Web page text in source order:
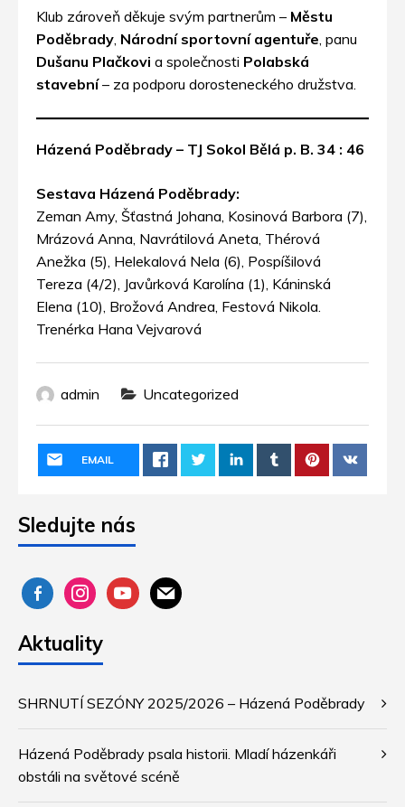
Klub zároveň děkuje svým partnerům – Městu
Poděbrady Národní sportovní agentuře , panu
Dušanu Plačkovi a společnosti Polabská
stavební– za podporu dorosteneckého družstva.
Házená Poděbrady – TJ Sokol Bělá p. B. 34 : 46
Sestava Házená Poděbrady:
Zeman Amy, Šťastná Johana, Kosinová Barbora (7),
Mrázová Anna, Navrátilová Aneta, Thérová
Anežka (5), Helekalová Nela (6), Pospíšilová
Tereza (4/2), Javůrková Karolína (1), Káninská
Elena (10), Brožová Andrea, Festová Nikola.
Trenérka Hana Vejvarová
admin Uncategorized
EMAIL
Sledujte nás
facebook-
alt
instagramyoutubemail
Aktuality
SHRNUTÍ SEZÓNY 2025/2026 – Házená Poděbrady
Házená Poděbrady psala historii. Mladí házenkáři
obstáli na světové scéně